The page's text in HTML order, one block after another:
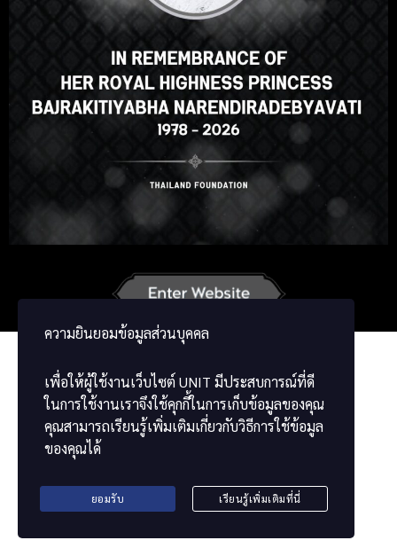
ENROLL COURSE
ความยินยอมข้อมูลส่วนบุคคล
เพื่อให้ผู้ใช้งานเว็บไซต์ UNIT มีประสบการณ์ที่ดี
ในการใช้งานเราจึงใช้คุกกี้ในการเก็บข้อมูลของคุณ
คุณสามารถเรียนรู้เพิ่มเติมเกี่ยวกับวิธีการใช้ข้อมูล
ของคุณได้
ยอมรับ เรียนรู้เพิ่มเติมที่นี่
Select your language
English ภาษาไทย
Korean Japanese
Vietnamese